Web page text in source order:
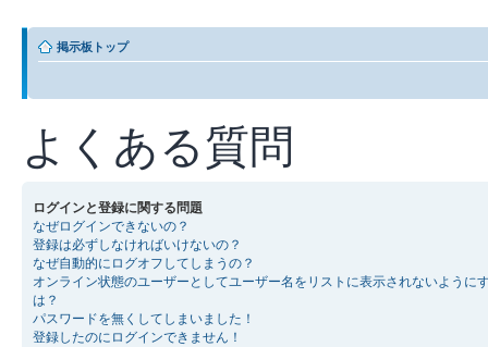
掲示板トップ
よくある質問
ログインと登録に関する問題
なぜログインできないの？
登録は必ずしなければいけないの？
なぜ自動的にログオフしてしまうの？
オンライン状態のユーザーとしてユーザー名をリストに表示されないように
は？
パスワードを無くしてしまいました！
登録したのにログインできません！